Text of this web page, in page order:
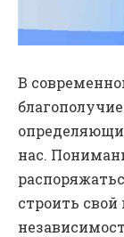
В
нас.
строить